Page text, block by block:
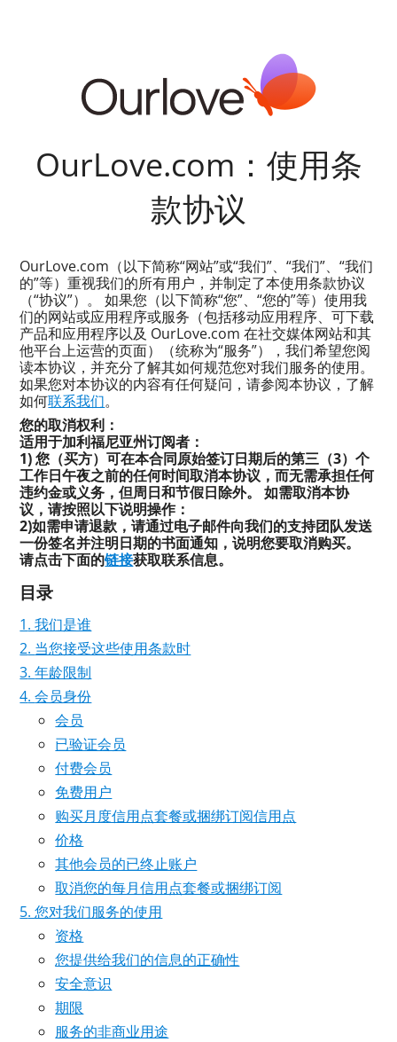
OurLove.com：使用条
款协议
OurLove.com（以下简称“网站”或“我们”、“我们”、“我们
的”等）重视我们的所有用户，并制定了本使用条款协议
（“协议”）。 如果您（以下简称“您”、“您的”等）使用我
们的网站或应用程序或服务（包括移动应用程序、可下载
产品和应用程序以及 OurLove.com 在社交媒体网站和其
他平台上运营的页面）（统称为“服务”），我们希望您阅
读本协议，并充分了解其如何规范您对我们服务的使用。
如果您对本协议的内容有任何疑问，请参阅本协议，了解
如何联系我们。
您的取消权利：
适用于加利福尼亚州订阅者：
1) 您（买方）可在本合同原始签订日期后的第三（3）个
工作日午夜之前的任何时间取消本协议，而无需承担任何
违约金或义务，但周日和节假日除外。 如需取消本协
议，请按照以下说明操作：
2)如需申请退款，请通过电子邮件向我们的支持团队发送
一份签名并注明日期的书面通知，说明您要取消购买。
请点击下面的链接获取联系信息。
目录
我们是谁
当您接受这些使用条款时
年龄限制
会员身份
会员
已验证会员
付费会员
免费用户
购买月度信用点套餐或捆绑订阅信用点
价格
其他会员的已终止账户
取消您的每月信用点套餐或捆绑订阅
您对我们服务的使用
资格
您提供给我们的信息的正确性
安全意识
期限
服务的非商业用途